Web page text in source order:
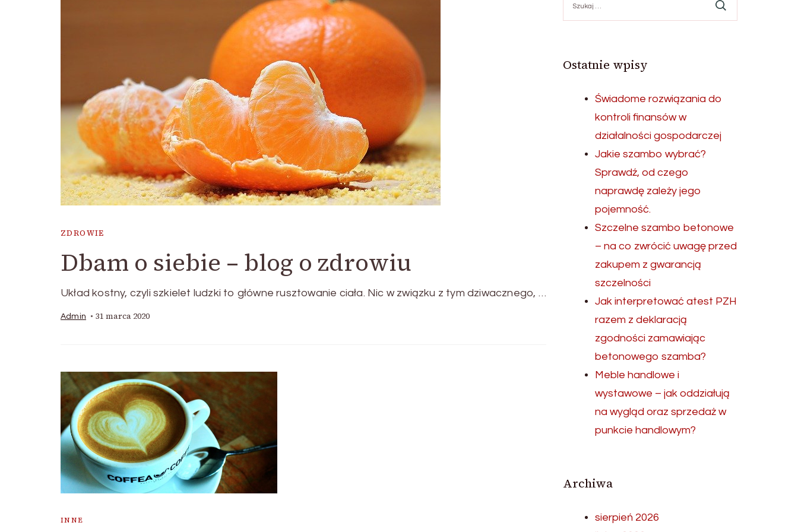
ZDROWIE
Dbam o siebie – blog o zdrowiu
Układ kostny, czyli szkielet ludzki to główne rusztowanie ciała. Nic w związku z tym dziwacznego, …
Admin 31 marca 2020
INNE
Ostatnie wpisy
Świadome rozwiązania do
kontroli finansów w
działalności gospodarczej
Jakie szambo wybrać?
Sprawdź, od czego
naprawdę zależy jego
pojemność.
Szczelne szambo betonowe
– na co zwrócić uwagę przed
zakupem z gwarancją
szczelności
Jak interpretować atest PZH
razem z deklaracją
zgodności zamawiając
betonowego szamba?
Meble handlowe i
wystawowe – jak oddziałują
na wygląd oraz sprzedaż w
punkcie handlowym?
Archiwa
sierpień 2026